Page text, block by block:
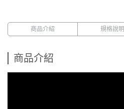
商品介紹 規格說明
商品介紹